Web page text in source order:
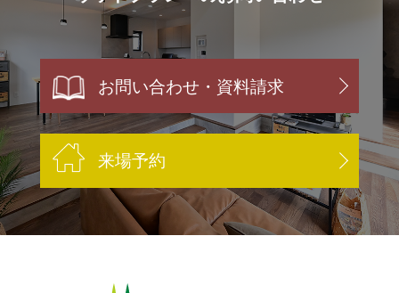
お問い合わせ・資料請求
来場予約